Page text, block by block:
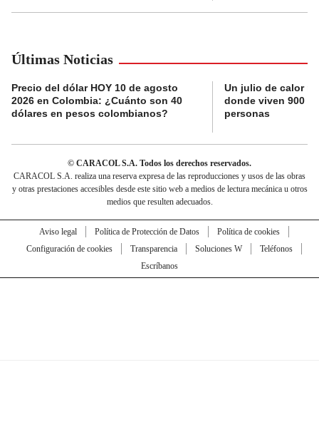
Últimas Noticias
Precio del dólar HOY 10 de agosto
2026 en Colombia: ¿Cuánto son 40
dólares en pesos colombianos?
Un julio de calor
donde viven 900
personas
© CARACOL S.A. Todos los derechos reservados.
CARACOL S.A. realiza una reserva expresa de las reproducciones y usos de las obras
y otras prestaciones accesibles desde este sitio web a medios de lectura mecánica u otros
medios que resulten adecuados.
Aviso legal Política de Protección de Datos
Política de cookies
Configuración de cookies
Transparencia Soluciones W
Teléfonos
Escríbanos